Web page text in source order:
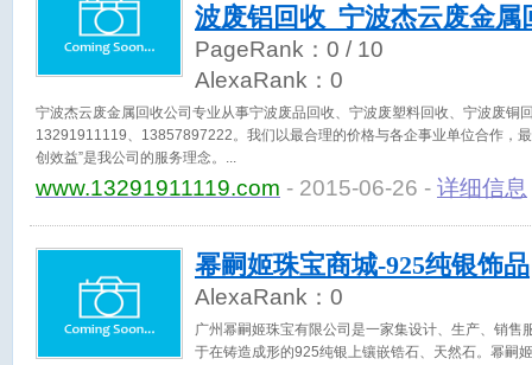
波废铝回收_宁波杰云废金属
PageRank： 0 / 10
AlexaRank： 0
宁波杰云废金属回收公司专业从事宁波废品回收、宁波废塑料回收、宁波废铜
13291911119、13857897222。我们以最合理的价格与各企事业单位合作，
创效益”是我公司的服务理念。
www.13291911119.com - 2015-06-26 - 详细信息
幂嗣姬珠宝商城-925纯银饰品
AlexaRank： 0
广州幂嗣姬珠宝有限公司是一家集设计、生产、销售
于在铸造成形的925纯银上镶嵌锆石、天然石。幂嗣